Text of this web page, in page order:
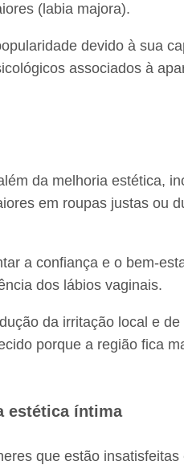
(labia majora).
devido à sua
associados à
da melhoria estética,
em roupas justas ou
a confiança e o bem-
dos lábios vaginais.
da irritação local e
porque a região fica
estética íntima
que estão